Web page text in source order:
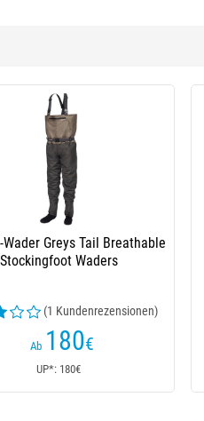
Greys Tail Breathable
Stockingfoot Waders
(1 Kundenrezensionen)
Ab 180€
UP*: 180€